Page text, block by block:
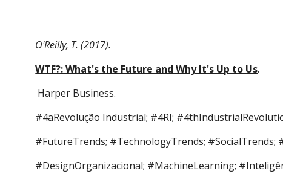
O'Reilly, T. (2017).
WTF?: What's the Future and Why It's Up to Us.
Harper Business.
#4aRevolução Industrial; #4RI;
#DesignOrganizacional; #MachineLearning;